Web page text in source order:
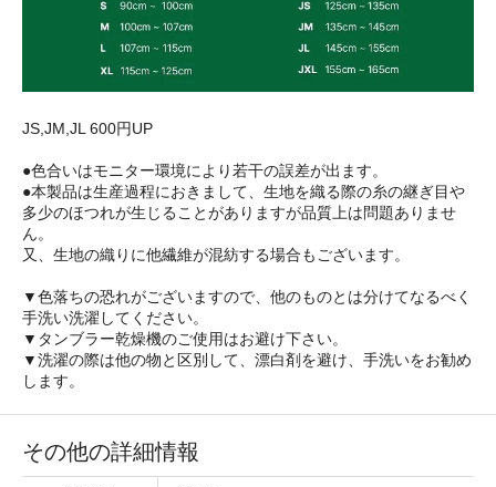
JS,JM,JL 600円UP
●色合いはモニター環境により若干の誤差が出ます。
●本製品は生産過程におきまして、生地を織る際の糸の継ぎ目や
多少のほつれが生じることがありますが品質上は問題ありませ
ん。
又、生地の織りに他繊維が混紡する場合もございます。
▼色落ちの恐れがございますので、他のものとは分けてなるべく
手洗い洗濯してください。
▼タンブラー乾燥機のご使用はお避け下さい。
▼洗濯の際は他の物と区別して、漂白剤を避け、手洗いをお勧め
します。
その他の詳細情報